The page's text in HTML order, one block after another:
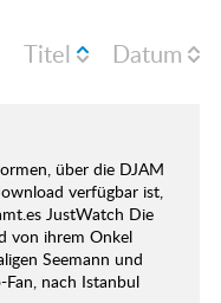
Titel Datum
über die DJAM
verfügbar ist,
JustWatch Die
von ihrem Onkel
Seemann und
nach Istanbul